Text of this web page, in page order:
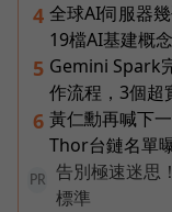
4 全球AI伺服器
19檔AI基建概
5 Gemini Spark
作流程，3個超
6 黃仁勳再喊下
Thor台鏈名單
PR
告別極速迷思
標準